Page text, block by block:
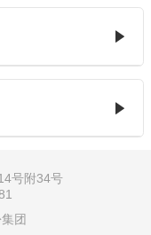
号附34号
团